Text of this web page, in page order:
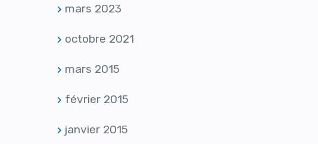
mars 2023
octobre 2021
mars 2015
février 2015
janvier 2015